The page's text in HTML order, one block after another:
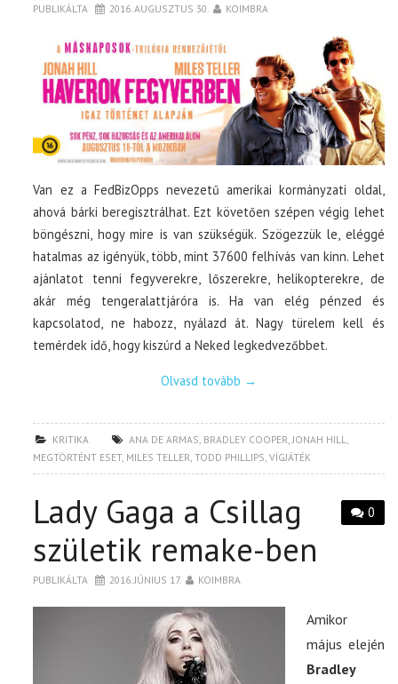
PUBLIKÁLTA 2016. AUGUSZTUS 30. KOIMBRA
Van ez a FedBizOpps nevezetű amerikai kormányzati oldal,
ahová bárki beregisztrálhat. Ezt követően szépen végig lehet
böngészni, hogy mire is van szükségük. Szögezzük le, eléggé
hatalmas az igényük, több, mint 37600 felhívás van kinn. Lehet
ajánlatot tenni fegyverekre, lőszerekre, helikopterekre, de
akár még tengeralattjáróra is. Ha van elég pénzed és
kapcsolatod, ne habozz, nyálazd át. Nagy türelem kell és
temérdek idő, hogy kiszúrd a Neked legkedvezőbbet.
Olvasd tovább →
KRITIKA ANA DE ARMAS, BRADLEY COOPER,JONAH HILL,
MEGTÖRTÉNT ESET, MILES TELLER,TODD PHILLIPS,VÍGJÁTÉK
0
Lady Gaga a Csillag
születik remake-ben
PUBLIKÁLTA 2016. JÚNIUS 17. KOIMBRA
Amikor
május elején
Bradley